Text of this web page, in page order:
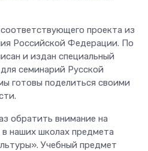
проекта из
Российской Федерации. По
и издан специальный
семинарий Русской
готовы поделиться своими
обратить внимание на
наших школах предмета
Учебный предмет